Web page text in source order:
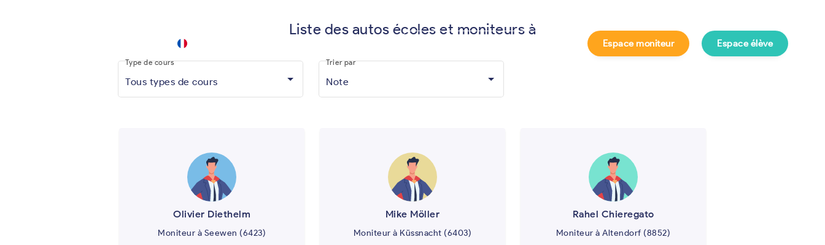
Espace moniteur Espace élève
Liste des autos écoles et moniteurs à
Tous types de cours
Type de cours
Note
Trier par
Olivier Diethelm
Moniteur à Seewen (6423)
Mike Möller
Moniteur à Küssnacht (6403)
Rahel Chieregato
Moniteur à Altendorf (8852)